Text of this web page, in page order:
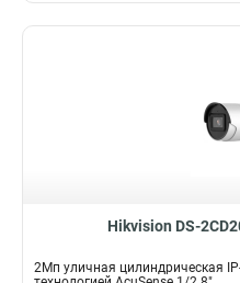
Hikvision DS-
2Мп уличная цилиндрическая